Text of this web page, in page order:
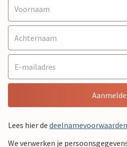
Lees hier de deelnamevoorwaarden
We verwerken je